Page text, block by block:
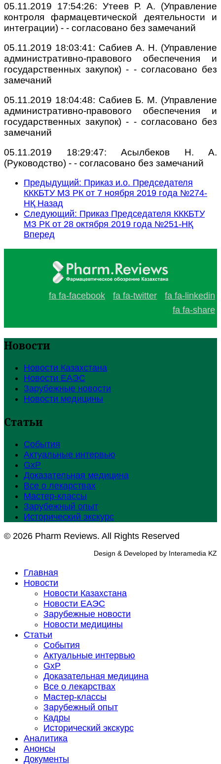
05.11.2019 17:54:26: Утеев Р. А. (Управление
контроля фармацевтической деятельности и
интеграции) - - cогласовано без замечаний
05.11.2019 18:03:41: Сабиев А. Н. (Управление
административно-правового обеспечения и
государственных закупок) - - cогласовано без
замечаний
05.11.2019 18:04:48: Сабиев Б. М. (Управление
административно-правового обеспечения и
государственных закупок) - - cогласовано без
замечаний
05.11.2019 18:29:47: Асылбеков Н. А.
(Руководство) - - cогласовано без замечаний
Предыдущий: Приказ и.о. Председателя
КККБТУ МЗ РК от 7 ноября 2019 года №274-
НҚ Назад
Следующий: Приказ Председателя КККБТУ
МЗ РК от 28 октября 2019 года №251-НҚ
Вперед
fa fa-facebook fa fa-twitter
fa fa-linkedin
fa fa-share
Новости
Новости Казахстана
Новости ЕАЭС
Зарубежные новости
Новости медицины
Статьи
События
Актуальные интервью
GxP
Доказательная медицина
Все о лекарствах
Мастер-классы
Зарубежный опыт
Исторический экскурс
© 2026 Pharm Reviews. All Rights Reserved
Design & Developed by Interamedia KZ
Главная
Новости
Новости Казахстана
Новости ЕАЭС
Зарубежные новости
Новости медицины
Статьи
События
Актуальные интервью
GxP
Доказательная медицина
Все о лекарствах
Мастер-классы
Зарубежный опыт
Кадры
Исторический экскурс
Аналитика
Анонсы
Документы